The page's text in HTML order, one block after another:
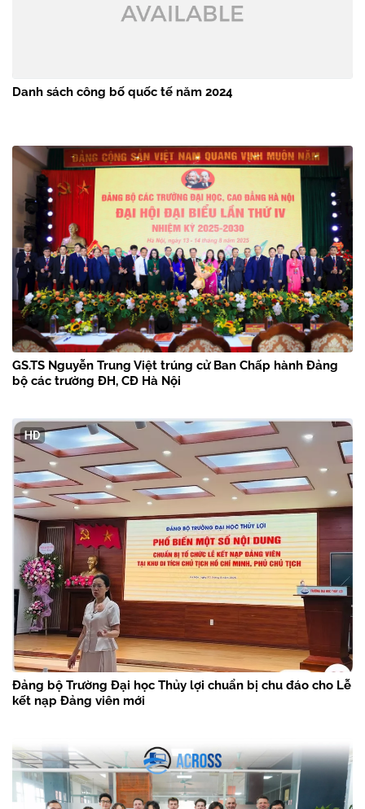
Danh sách công bố quốc tế năm 2024
GS.TS Nguyễn Trung Việt trúng cử Ban Chấp hành Đảng
bộ các trường ĐH, CĐ Hà Nội
Đảng bộ Trường Đại học Thủy lợi chuẩn bị chu đáo cho Lễ
kết nạp Đảng viên mới